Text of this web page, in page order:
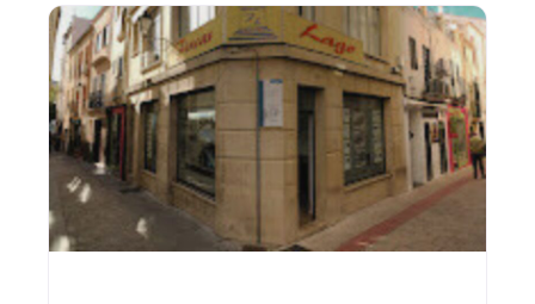
comensales, obteniendo una puntuación
de 4,5 de 5 en Tripadvisor y posicionándose
en el puesto N.°21 de 95 restaurantes en
Plasencia. Sabores Tradicionales con